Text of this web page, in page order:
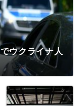
ウクライナ人